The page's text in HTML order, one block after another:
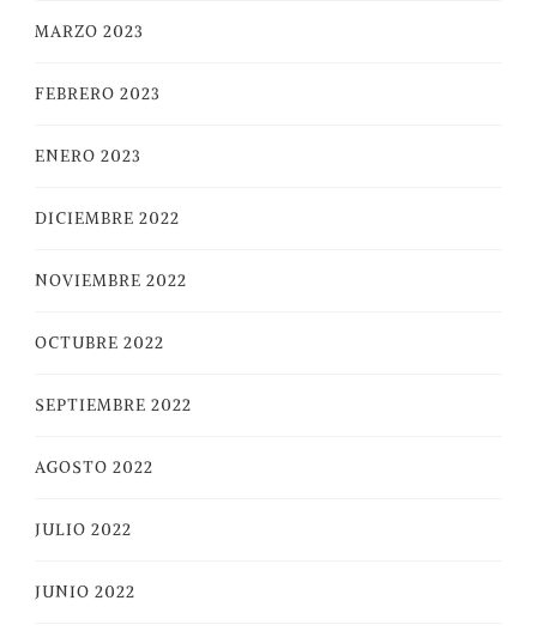
MARZO 2023
FEBRERO 2023
ENERO 2023
DICIEMBRE 2022
NOVIEMBRE 2022
OCTUBRE 2022
SEPTIEMBRE 2022
AGOSTO 2022
JULIO 2022
JUNIO 2022